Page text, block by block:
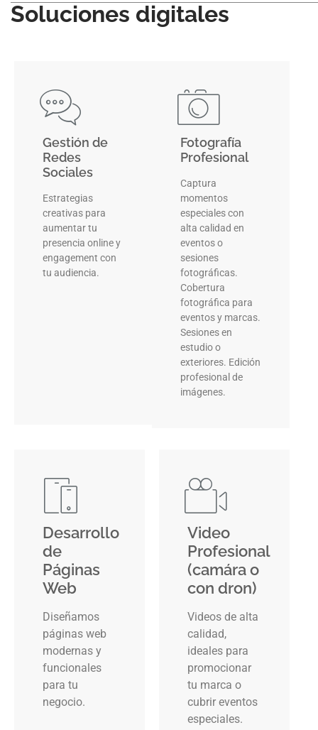
Soluciones digitales
Gestión de
Redes
Sociales
Estrategias
creativas para
aumentar tu
presencia online y
engagement con
tu audiencia.
Fotografía
Profesional
Captura
momentos
especiales con
alta calidad en
eventos o
sesiones
fotográficas.
Cobertura
fotográfica para
eventos y marcas.
Sesiones en
estudio o
exteriores. Edición
profesional de
imágenes.
Desarrollo
de
Páginas
Web
Diseñamos
páginas web
modernas y
funcionales
para tu
negocio.
Video
Profesional
(camára o
con dron)
Videos de alta
calidad,
ideales para
promocionar
tu marca o
cubrir eventos
especiales.